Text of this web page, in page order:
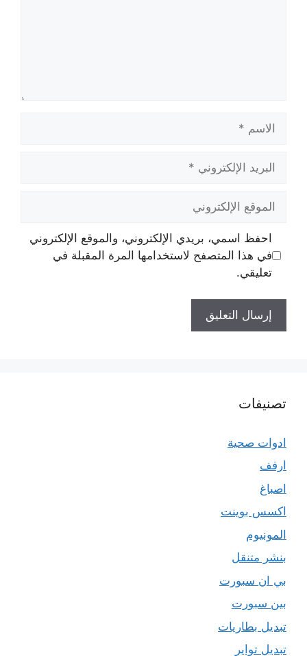
الاسم
البريد
الإلكتروني
الموقع
الإلكتروني
احفظ اسمي، بريدي الإلكتروني، والموقع الإلكتروني
في هذا المتصفح لاستخدامها المرة المقبلة في
تعليقي.
تصنيفات
ادوات صحية
ارفف
اصباغ
اكسس بوينت
المونيوم
بنشر متنقل
بي ان سبورت
بين سبورت
تبديل بطاريات
تبديل تواير